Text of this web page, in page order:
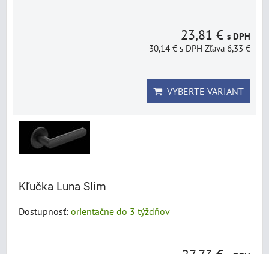
23,81 € s DPH
30,14 €s DPH Zľava 6,33 €
VYBERTE VARIANT
Kľučka Luna Slim
Dostupnosť: orientačne do 3 týždňov